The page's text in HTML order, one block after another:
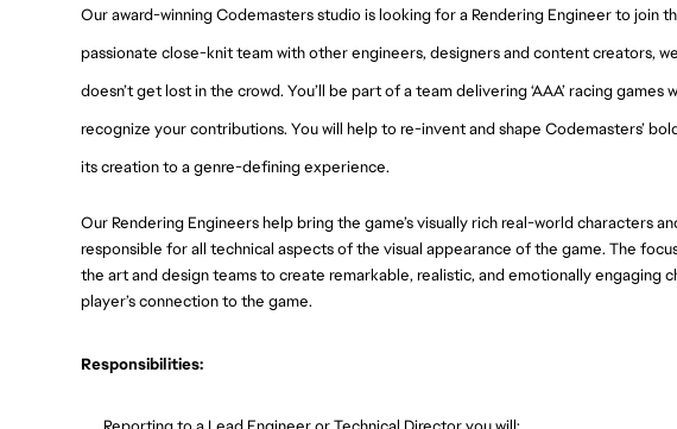
Our award-winning Codemasters studio is looking for a Rendering Engineer to join
passionate close-knit team with other engineers, designers and content creators,
doesn’t get lost in the crowd. You’ll be part of a team delivering ‘AAA’ racing games
recognize your contributions. You will help to re-invent and shape Codemasters’
its creation to a genre-defining experience.
Our Rendering Engineers help bring the game’s visually rich real-world characters
responsible for all technical aspects of the visual appearance of the game. The
the art and design teams to create remarkable, realistic, and emotionally engaging
player’s connection to the game.
Responsibilities: